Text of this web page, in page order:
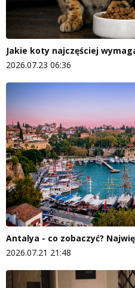
Jakie koty najczęściej
2026.07.23 06:36
Antalya - co zobaczyć?
2026.07.21 21:48